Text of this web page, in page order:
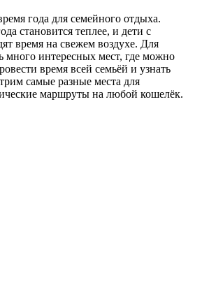
года для семейного отдыха.
становится теплее, и дети с
время на свежем воздухе. Для
много интересных мест, где можно
время всей семьёй и узнать
самые разные места для
маршруты на любой кошелёк.